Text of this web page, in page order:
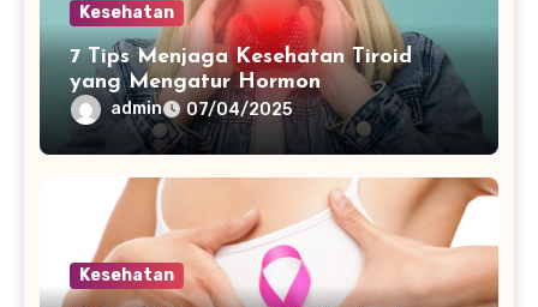
Kesehatan
7 Tips Menjaga Kesehatan Tiroid
yang Mengatur Hormon
admin 07/04/2025
Kesehatan